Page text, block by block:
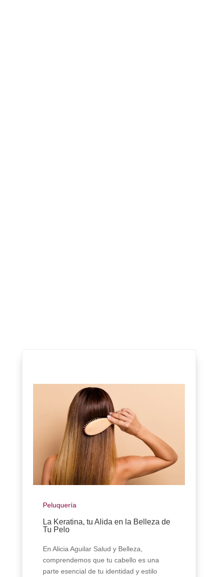
Peluquería
La Keratina, tu Alida en la Belleza de
Tu Pelo
En Alicia Aguilar Salud y Belleza,
comprendemos que tu cabello es una
parte esencial de tu identidad y estilo